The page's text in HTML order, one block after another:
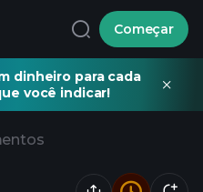
Começar
dinheiro para cada
você indicar!